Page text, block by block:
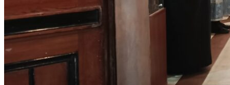
Главная страница Новости
Престольный праздник
храма в честь Казанской иконы Божией Матери